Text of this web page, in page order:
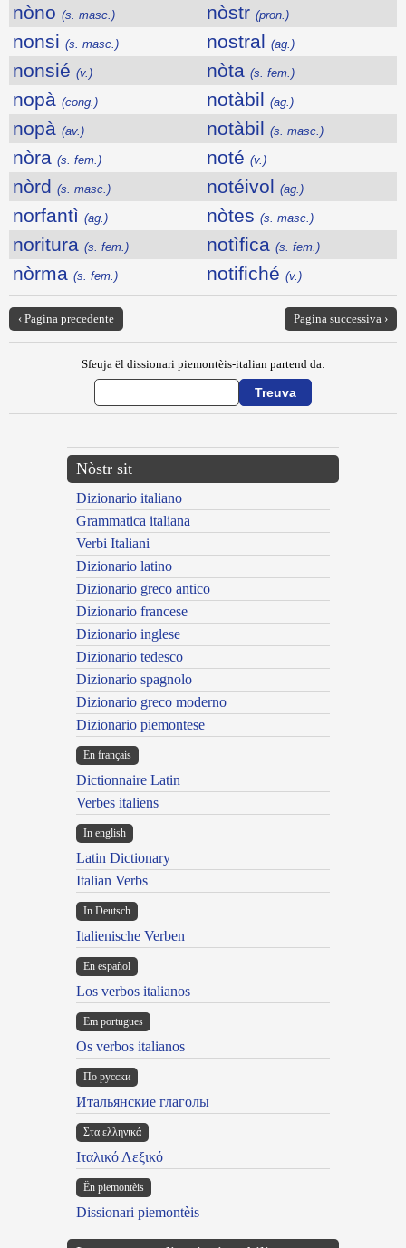
nòno (s. masc.) nòstr (pron.)
nonsi (s. masc.) nostral (ag.)
nonsié (v.) nòta (s. fem.)
nopà (cong.) notàbil (ag.)
nopà (av.) notàbil (s. masc.)
nòra (s. fem.) noté (v.)
nòrd (s. masc.) notéivol (ag.)
norfantì (ag.) nòtes (s. masc.)
noritura (s. fem.) notìfica (s. fem.)
nòrma (s. fem.) notifiché (v.)
‹ Pagina precedente Pagina successiva ›
Sfeuja ël dissionari piemontèis-italian partend da:
Nòstr sit
Dizionario italiano
Grammatica italiana
Verbi Italiani
Dizionario latino
Dizionario greco antico
Dizionario francese
Dizionario inglese
Dizionario tedesco
Dizionario spagnolo
Dizionario greco moderno
Dizionario piemontese
En français
Dictionnaire Latin
Verbes italiens
In english
Latin Dictionary
Italian Verbs
In Deutsch
Italienische Verben
En español
Los verbos italianos
Em portugues
Os verbos italianos
По русски
Итальянские глаголы
Στα ελληνικά
Ιταλικό Λεξικό
Ën piemontèis
Dissionari piemontèis